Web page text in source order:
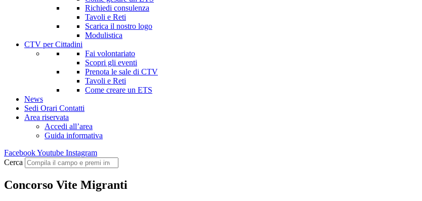
Richiedi consulenza
Tavoli e Reti
Scarica il nostro logo
Modulistica
CTV per Cittadini
Fai volontariato
Scopri gli eventi
Prenota le sale di CTV
Tavoli e Reti
Come creare un ETS
News
Sedi Orari Contatti
Area riservata
Accedi all’area
Guida informativa
FacebookYoutube Instagram
Cerca
Concorso Vite Migranti